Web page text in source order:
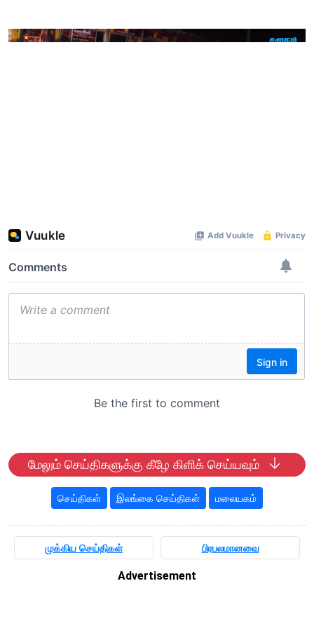
மேலும் செய்திகளுக்கு கீழே கிளிக் செய்யவும்
செய்திகள் இலங்கை செய்திகள் மலையகம்
முக்கிய செய்திகள் பிரபலமானவை
Advertisement